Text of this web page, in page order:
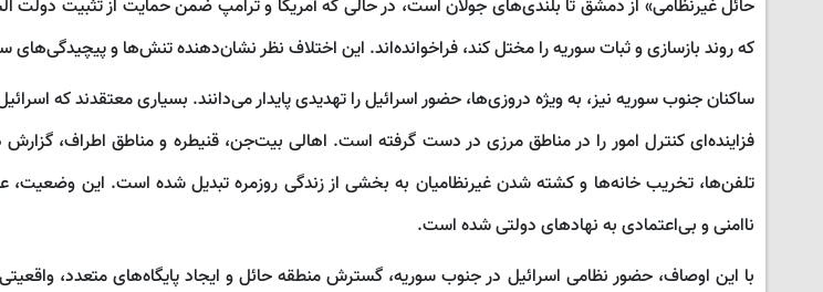
حائل غیرنظامی» از دمشق تا بلندی‌های جولان است، در حالی که آمریکا و ترامپ ضمن حمایت از تثبیت دولت
که روند بازسازی و ثبات سوریه را مختل کند، فراخوانده‌اند. این اختلاف نظر نشان‌دهنده تنش‌ها و
ساکنان جنوب سوریه نیز، به ویژه دروزی‌ها، حضور اسرائیل را تهدیدی پایدار می‌دانند. بسیاری معتقدند که
فزاینده‌ای کنترل امور را در مناطق مرزی در دست گرفته است. اهالی بیت‌جن، قنیطره و مناطق اطراف، گزارش
تلفن‌ها، تخریب خانه‌ها و کشته شدن غیرنظامیان به بخشی از زندگی روزمره تبدیل شده است. این وضعیت،
ناامنی و بی‌اعتمادی به نهادهای دولتی شده است.
با این اوصاف، حضور نظامی اسرائیل در جنوب سوریه، گسترش منطقه حائل و ایجاد پایگاه‌های متعدد،